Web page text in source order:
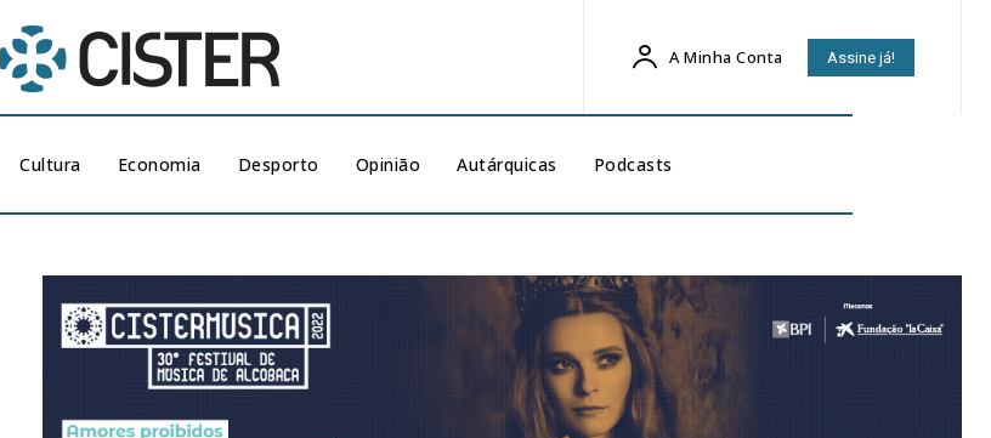
A Minha Conta Assine já!
Cultura Economia Desporto Opinião Autárquicas Podcasts